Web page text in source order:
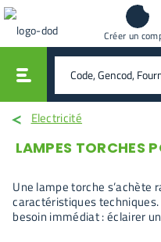
Créer un
rechercher
Electricité
LAMPES TORCHES
Une lampe torche s’achète
caractéristiques
besoin immédiat : éclairer